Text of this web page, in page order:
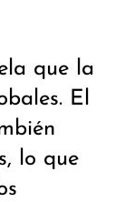
que la
El
lo que